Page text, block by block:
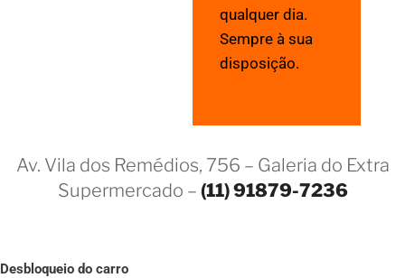
qualquer dia.
Sempre à sua
disposição.
Av. Vila dos Remédios, 756 – Galeria do Extra
Supermercado – (11) 91879-7236
Desbloqueio do carro